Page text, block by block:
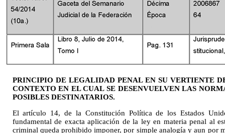
PRINCIPIO DE LEGALIDAD PENAL EN SU VERTIENTE
CONTEXTO EN EL CUAL SE DESENVUELVEN LAS
POSIBLES DESTINATARIOS.
El artículo 14, de la Constitución Política de los Estados
fundamental de exacta aplicación de la ley en materia penal al
criminal queda prohibido imponer, por simple analogía y aun por